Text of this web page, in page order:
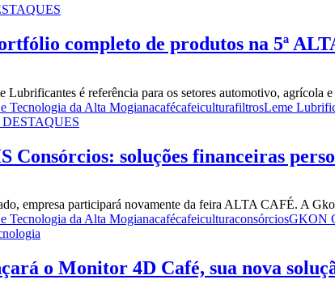
completo de produtos na 5ª
é referência para os setores automotivo, agrícola
Tecnologia da Alta MogianacafécafeiculturafiltrosLeme
Consórcios: soluções financeiras
empresa participará novamente da feira ALTA CAFÉ. A
Tecnologia da Alta MogianacafécafeiculturaconsórciosGKON
o Monitor 4D Café, sua nova